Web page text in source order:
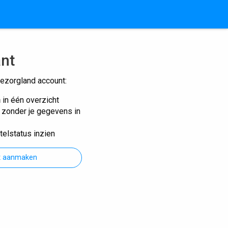
account:
één overzicht
je gegevens in
inzien